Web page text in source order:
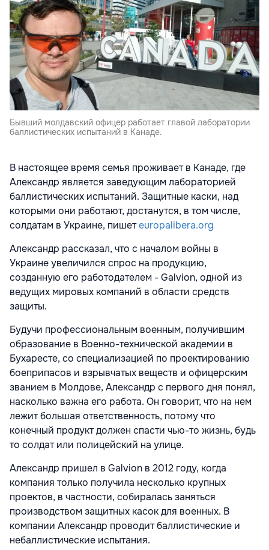
Бывший молдавский офицер работает главой лаборатории
баллистических испытаний в Канаде.
В настоящее время семья проживает в Канаде, где
Александр является заведующим лабораторией
баллистических испытаний. Защитные каски, над
которыми они работают, достанутся, в том числе,
солдатам в Украине, пишетeuropalibera.org
Александр рассказал, что с началом войны в
Украине увеличился спрос на продукцию,
созданную его работодателем - Galvion, одной из
ведущих мировых компаний в области средств
защиты.
Будучи профессиональным военным, получившим
образование в Военно-технической академии в
Бухаресте, со специализацией по проектированию
боеприпасов и взрывчатых веществ и офицерским
званием в Молдове, Александр с первого дня понял,
насколько важна его работа. Он говорит, что на нем
лежит большая ответственность, потому что
конечный продукт должен спасти чью-то жизнь, будь
то солдат или полицейский на улице.
Александр пришел в Galvion в 2012 году, когда
компания только получила несколько крупных
проектов, в частности, собиралась заняться
производством защитных касок для военных. В
компании Александр проводит баллистические и
небаллистические испытания.